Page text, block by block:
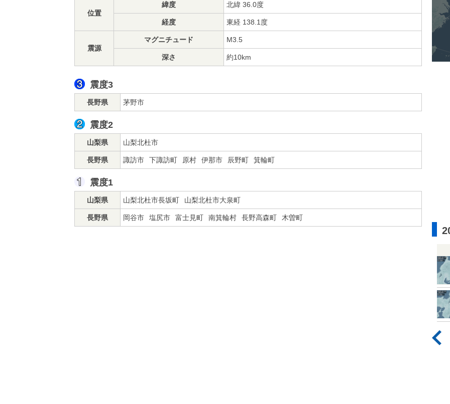
位置
緯度 北緯 36.0度
経度 東経 138.1度
震源
マグニチュード M3.5
深さ 約10km
震度3
長野県 茅野市
震度2
山梨県 山梨北杜市
長野県 諏訪市 下諏訪町 原村 伊那市 辰野町 箕輪町
震度1
山梨県 山梨北杜市長坂町 山梨北杜市大泉町
長野県 岡谷市 塩尻市 富士見町 南箕輪村 長野高森町 木曽町